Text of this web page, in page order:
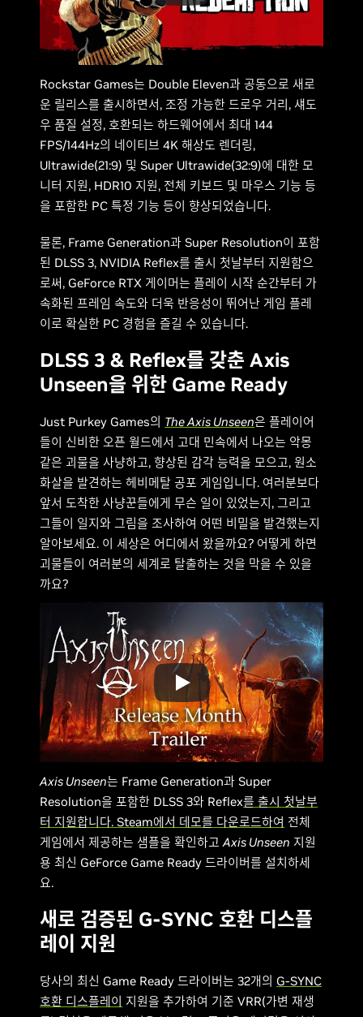
Rockstar Games는 Double Eleven과 공동으로 새로
운 릴리스를 출시하면서, 조정 가능한 드로우 거리, 섀도
우 품질 설정, 호환되는 하드웨어에서 최대 144
FPS/144Hz의 네이티브 4K 해상도 렌더링,
Ultrawide(21:9) 및 Super Ultrawide(32:9)에 대한 모
니터 지원, HDR10 지원, 전체 키보드 및 마우스 기능 등
을 포함한 PC 특정 기능 등이 향상되었습니다.
물론, Frame Generation과 Super Resolution이 포함
된 DLSS 3, NVIDIA Reflex를 출시 첫날부터 지원함으
로써, GeForce RTX 게이머는 플레이 시작 순간부터 가
속화된 프레임 속도와 더욱 반응성이 뛰어난 게임 플레
이로 확실한 PC 경험을 즐길 수 있습니다.
DLSS 3 & Reflex를 갖춘 Axis
Unseen을 위한 Game Ready
Just Purkey Games의 The Axis Unseen은 플레이어
들이 신비한 오픈 월드에서 고대 민속에서 나오는 악몽
같은 괴물을 사냥하고, 향상된 감각 능력을 모으고, 원소
화살을 발견하는 헤비메탈 공포 게임입니다. 여러분보다
앞서 도착한 사냥꾼들에게 무슨 일이 있었는지, 그리고
그들이 일지와 그림을 조사하여 어떤 비밀을 발견했는지
알아보세요. 이 세상은 어디에서 왔을까요? 어떻게 하면
괴물들이 여러분의 세계로 탈출하는 것을 막을 수 있을
까요?
Axis Unseen는 Frame Generation과 Super
Resolution을 포함한 DLSS 3와 Reflex를 출시 첫날부
터 지원합니다. Steam에서 데모를 다운로드하여 전체
게임에서 제공하는 샘플을 확인하고Axis Unseen 지원
용 최신 GeForce Game Ready 드라이버를 설치하세
요.
새로 검증된 G-SYNC 호환 디스플
레이 지원
당사의 최신 Game Ready 드라이버는 32개의 G-SYNC
호환 디스플레이 지원을 추가하여 기준 VRR(가변 재생